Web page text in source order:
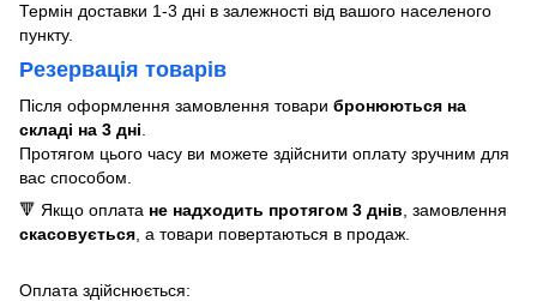
Термін доставки 1-3 дні в залежності від вашого населеного
пункту.
Резервація товарів
Після оформлення замовлення товари бронюються на
складі на 3 дні
Протягом цього часу ви можете здійснити оплату зручним для
вас способом.
🔻 Якщо оплата не надходить протягом 3 днів , замовлення
скасовується , а товари повертаються в продаж.
Оплата здійснюється: